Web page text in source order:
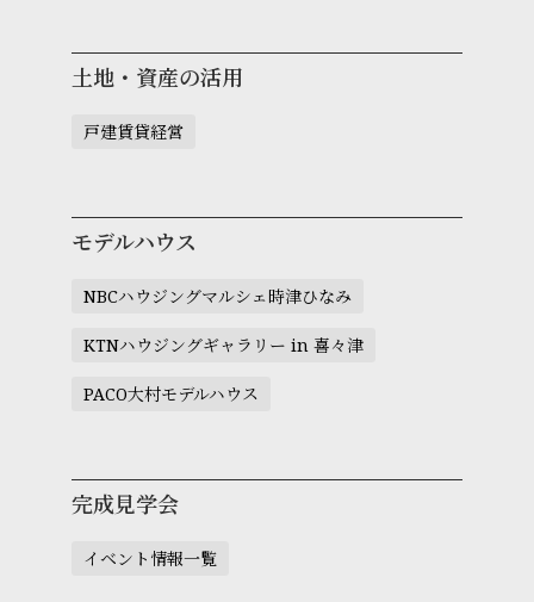
土地・資産の活用
戸建賃貸経営
モデルハウス
NBCハウジングマルシェ時津ひなみ
KTNハウジングギャラリー in 喜々津
PACO大村モデルハウス
完成見学会
イベント情報一覧